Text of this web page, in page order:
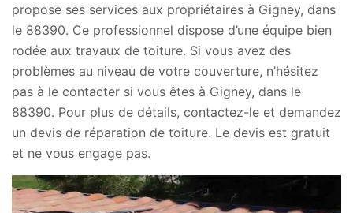
propose ses services aux propriétaires à Gigney, dans
le 88390. Ce professionnel dispose d’une équipe bien
rodée aux travaux de toiture. Si vous avez des
problèmes au niveau de votre couverture, n’hésitez
pas à le contacter si vous êtes à Gigney, dans le
88390. Pour plus de détails, contactez-le et demandez
un devis de réparation de toiture. Le devis est gratuit
et ne vous engage pas.